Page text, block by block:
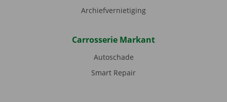
Archiefvernietiging
Carrosserie Markant
Autoschade
Smart Repair